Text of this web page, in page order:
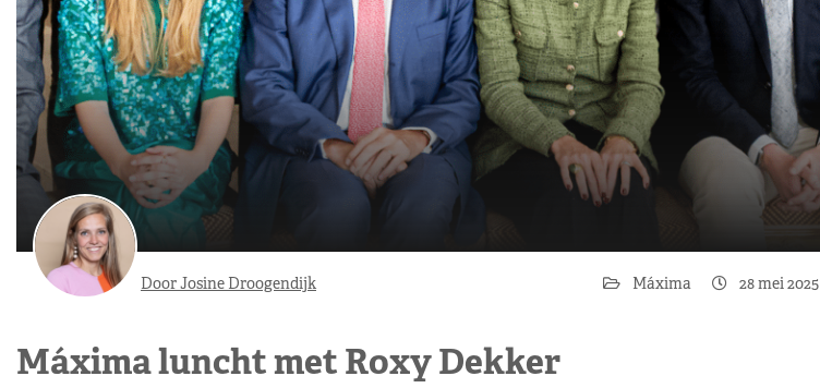
Door Josine Droogendijk Máxima 28 mei 2025
Máxima luncht met Roxy Dekker